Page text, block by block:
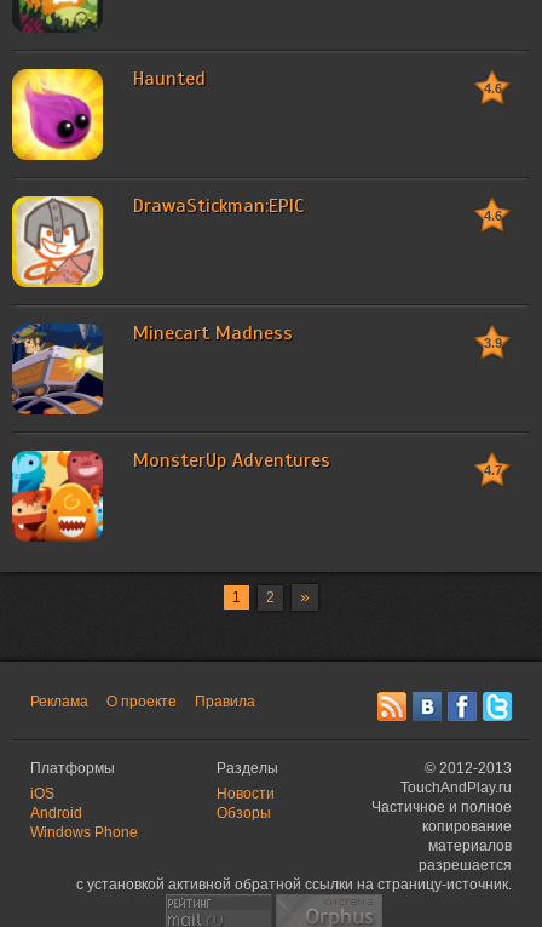
4.6
Haunted
4.6
DrawaStickman:EPIC
3.9
Minecart Madness
4.7
MonsterUp Adventures
1 2 »
Реклама О проекте Правила
Платформы
iOS
Android
Windows Phone
Разделы
Новости
Обзоры
© 2012-2013
TouchAndPlay.ru
Частичное и полное
копирование
материалов
разрешается
с установкой активной обратной ссылки на страницу-источник.